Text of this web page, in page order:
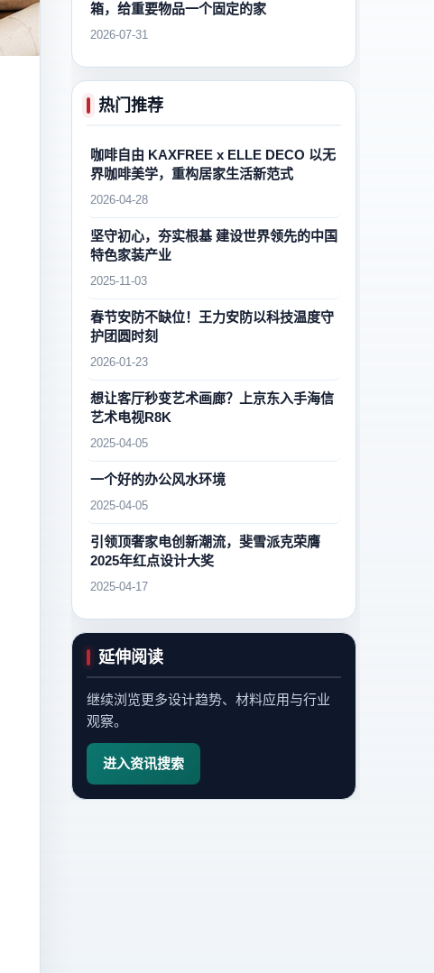
箱，给重要物品一个固定的家
2026-07-31
热门推荐
咖啡自由 KAXFREE x ELLE DECO 以无
界咖啡美学，重构居家生活新范式
2026-04-28
坚守初心，夯实根基 建设世界领先的中国
特色家装产业
2025-11-03
春节安防不缺位！王力安防以科技温度守
护团圆时刻
2026-01-23
想让客厅秒变艺术画廊？上京东入手海信
艺术电视R8K
2025-04-05
一个好的办公风水环境
2025-04-05
引领顶奢家电创新潮流，斐雪派克荣膺
2025年红点设计大奖
2025-04-17
延伸阅读
继续浏览更多设计趋势、材料应用与行业
观察。
进入资讯搜索